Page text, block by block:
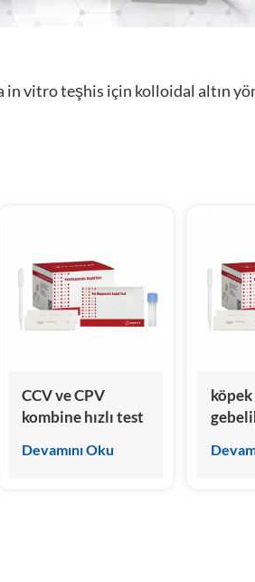
vitro teşhis için kolloidal altın
CCV ve CPV
kombine hızlı test
Devamını Oku